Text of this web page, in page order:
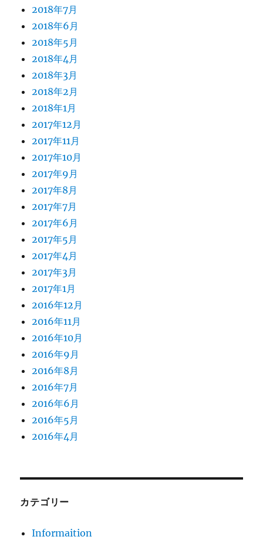
2018年7月
2018年6月
2018年5月
2018年4月
2018年3月
2018年2月
2018年1月
2017年12月
2017年11月
2017年10月
2017年9月
2017年8月
2017年7月
2017年6月
2017年5月
2017年4月
2017年3月
2017年1月
2016年12月
2016年11月
2016年10月
2016年9月
2016年8月
2016年7月
2016年6月
2016年5月
2016年4月
カテゴリー
Informaition